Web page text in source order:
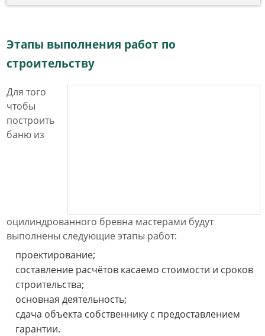
Этапы выполнения работ по
строительству
Для того
чтобы
построить
баню из
оцилиндрованного бревна мастерами будут
выполнены следующие этапы работ:
проектирование;
составление расчётов касаемо стоимости и сроков
строительства;
основная деятельность;
сдача объекта собственнику с предоставлением
гарантии.